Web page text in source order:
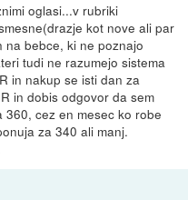
oglasi...v rubriki
kot nove ali par
na bebce, ki ne poznajo
tudi ne razumejo sistema
in nakup se isti dan za
in dobis odgovor da sem
cez en mesec ko robe
za 340 ali manj.